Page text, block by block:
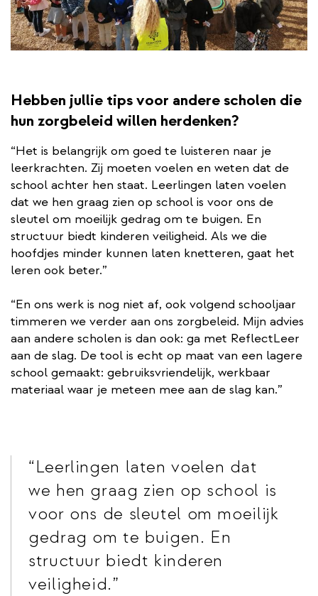
Hebben jullie tips voor andere scholen die
hun zorgbeleid willen herdenken?
“Het is belangrijk om goed te luisteren naar je
leerkrachten. Zij moeten voelen en weten dat de
school achter hen staat. Leerlingen laten voelen
dat we hen graag zien op school is voor ons de
sleutel om moeilijk gedrag om te buigen. En
structuur biedt kinderen veiligheid. Als we die
hoofdjes minder kunnen laten knetteren, gaat het
leren ook beter.”
“En ons werk is nog niet af, ook volgend schooljaar
timmeren we verder aan ons zorgbeleid. Mijn advies
aan andere scholen is dan ook: ga met ReflectLeer
aan de slag. De tool is echt op maat van een lagere
school gemaakt: gebruiksvriendelijk, werkbaar
materiaal waar je meteen mee aan de slag kan.”
Leerlingen laten voelen dat
we hen graag zien op school is
voor ons de sleutel om moeilijk
gedrag om te buigen. En
structuur biedt kinderen
veiligheid.